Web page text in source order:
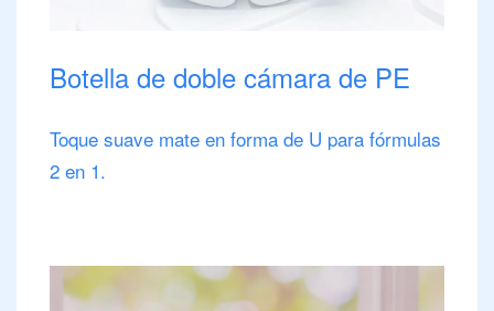
Botella de doble cámara de PE
Toque suave mate en forma de U para fórmulas
2 en 1.